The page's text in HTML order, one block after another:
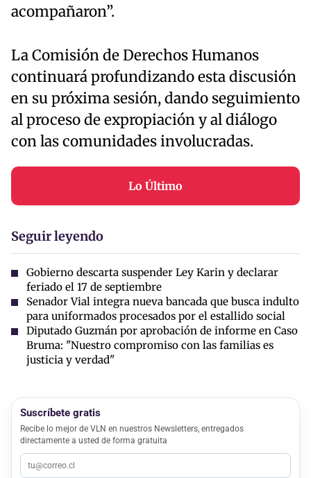
acompañaron”.
La Comisión de Derechos Humanos
continuará profundizando esta discusión
en su próxima sesión, dando seguimiento
al proceso de expropiación y al diálogo
con las comunidades involucradas.
Lo Último
Seguir leyendo
Gobierno descarta suspender Ley Karin y declarar
feriado el 17 de septiembre
Senador Vial integra nueva bancada que busca indulto
para uniformados procesados por el estallido social
Diputado Guzmán por aprobación de informe en Caso
Bruma: "Nuestro compromiso con las familias es
justicia y verdad"
Suscríbete gratis
Recibe lo mejor de VLN en nuestros Newsletters, entregados
directamente a usted de forma gratuita